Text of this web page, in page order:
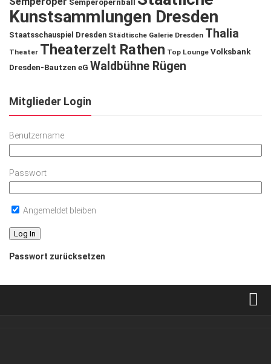
Semperopernball
Kunstsammlungen Dresden
Staatsschauspiel Dresden Städtische Galerie Dresden Thalia
Theater Theaterzelt Rathen Top Lounge Volksbank
Dresden-Bautzen eG Waldbühne Rügen
Mitglieder Login
Benutzername
Passwort
Angemeldet bleiben
Passwort zurücksetzen